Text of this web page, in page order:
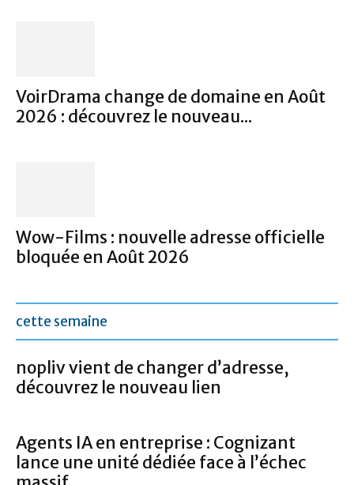
VoirDrama change de domaine en Août
2026 : découvrez le nouveau...
Wow-Films : nouvelle adresse officielle
bloquée en Août 2026
cette semaine
nopliv vient de changer d’adresse,
découvrez le nouveau lien
Agents IA en entreprise : Cognizant
lance une unité dédiée face à l’échec